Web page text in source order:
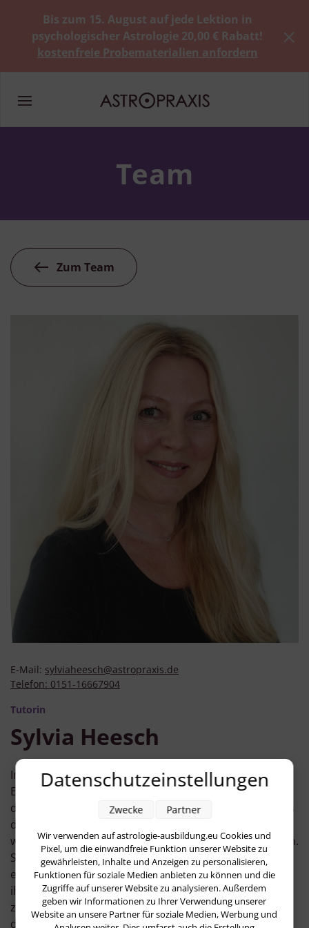
Bis zum 15. August auf jede Lektion in
psychologischer Astrologie 20,00 € Rabatt!
kostenfreie Probematerialien anfordern
Team
Zum Team
E-Mail: sylviaheesch@astropraxis.de
Telefon: 0151-16667904
Tutorin
Sylvia Heesch
Im Pubertätsalter machte ich meine ersten
Erfahrungen mit der Astrologie durch ein Buch über
die Sonnenzeichen. Ich war damals so erleichtert, dass
dort zu großen Teilen meine von mir
wahrgenommenen Eigenschaften beschrieben wurden.
Später kannte ich das Buch praktisch auswendig und
experimentierte damit, Menschen in meinem Umfeld
ihr Temperament zu beschreiben und oft wurde mir
zugestimmt. Der Grundstein für meinen Glauben an
die Gleichzeitigkeit von oben und unten und daran,
Datenschutzeinstellungen
Wir verwenden auf astrologie-ausbildung.eu Cookies und
Pixel, um die einwandfreie Funktion unserer Website zu
gewährleisten, Inhalte und Anzeigen zu personalisieren,
Funktionen für soziale Medien anbieten zu können und die
Zugriffe auf unserer Website zu analysieren. Außerdem
geben wir Informationen zu Ihrer Verwendung unserer
Website an unsere Partner für soziale Medien, Werbung und
Zwecke Partner